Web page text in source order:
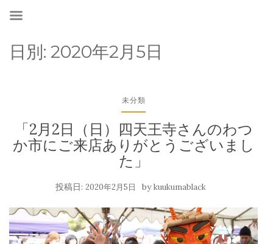
日別: 2020年2月5日
未分類
「2月2日（日）四天王寺さんのわつ
か市にご来店ありがとうございまし
た」
投稿日: 2020年2月5日 bykuukumablack